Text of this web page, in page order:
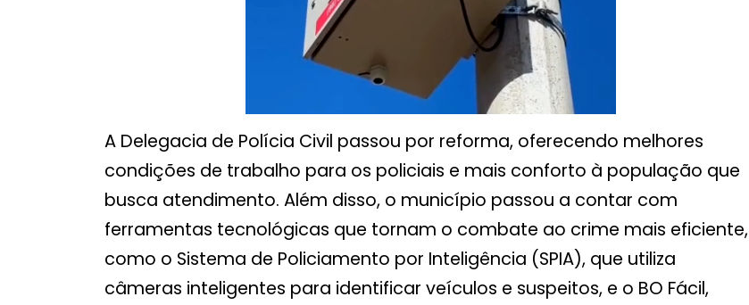
A Delegacia de Polícia Civil passou por reforma, oferecendo melhores
condições de trabalho para os policiais e mais conforto à população que
busca atendimento. Além disso, o município passou a contar com
ferramentas tecnológicas que tornam o combate ao crime mais eficiente,
como o Sistema de Policiamento por Inteligência (SPIA), que utiliza
câmeras inteligentes para identificar veículos e suspeitos, e o BO Fácil,